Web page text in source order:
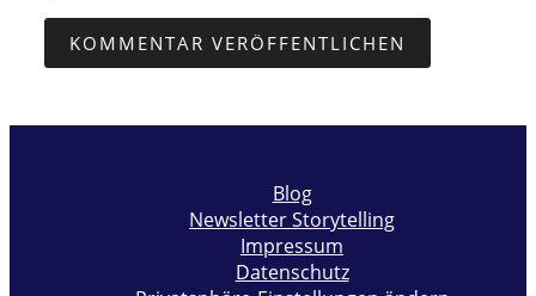
Blog
Newsletter Storytelling
Impressum
Datenschutz